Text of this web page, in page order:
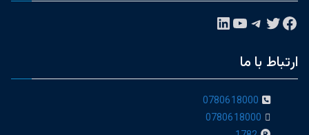
فیس‌بوکتوییتر تلگرام یوتیوبلینکداین
ارتباط با ما
0780618000
0780618000